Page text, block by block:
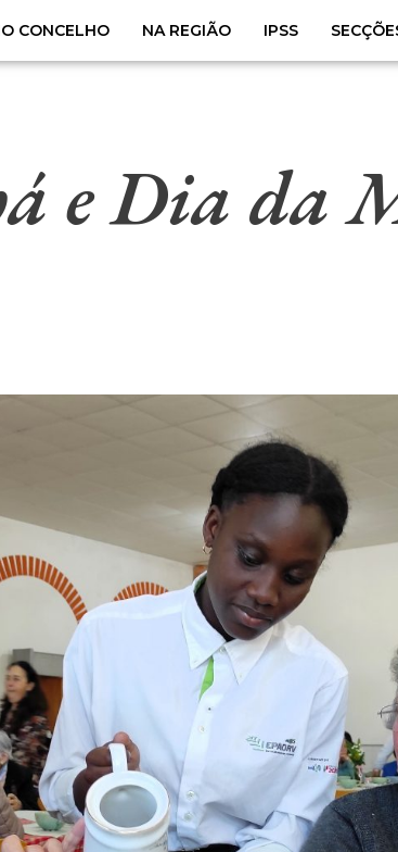
CONCELHO NA REGIÃO IPSS
e Dia da